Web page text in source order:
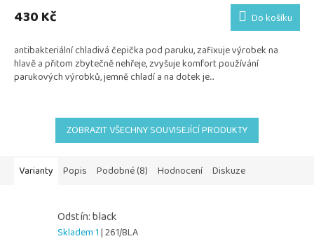
430 Kč Do košíku
antibakteriální chladivá čepička pod paruku, zafixuje výrobek na
hlavě a přitom zbytečně nehřeje, zvyšuje komfort používání
parukových výrobků, jemně chladí a na dotek je...
ZOBRAZIT VŠECHNY SOUVISEJÍCÍ PRODUKTY
Varianty Popis Podobné (8) Hodnocení Diskuze
Odstín: black
Skladem 1| 261/BLA